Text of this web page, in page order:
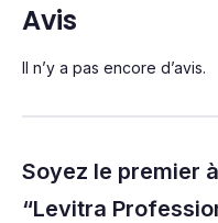
Avis
Il n’y a pas encore d’avis.
Soyez le premier
“Levitra